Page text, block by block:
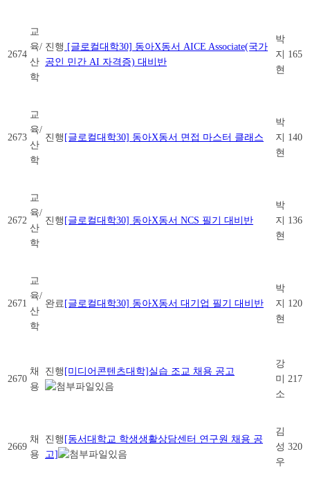
2674
교
육/
산
학
진행 [글로컬대학30] 동아X동서 AICE Associate(국가
공인 민간 AI 자격증) 대비반
박
지
현
165
2673
교
육/
산
학
진행 [글로컬대학30] 동아X동서 면접 마스터 클래스
박
지
현
140
2672
교
육/
산
학
진행 [글로컬대학30] 동아X동서 NCS 필기 대비반
박
지
현
136
2671
교
육/
산
학
완료 [글로컬대학30] 동아X동서 대기업 필기 대비반
박
지
현
120
2670
채
용
진행 [미디어콘텐츠대학]실습 조교 채용 공고
강
미
소
217
2669
채
용
진행 [동서대학교 학생생활상담센터 연구원 채용 공
고]
김
성
우
320